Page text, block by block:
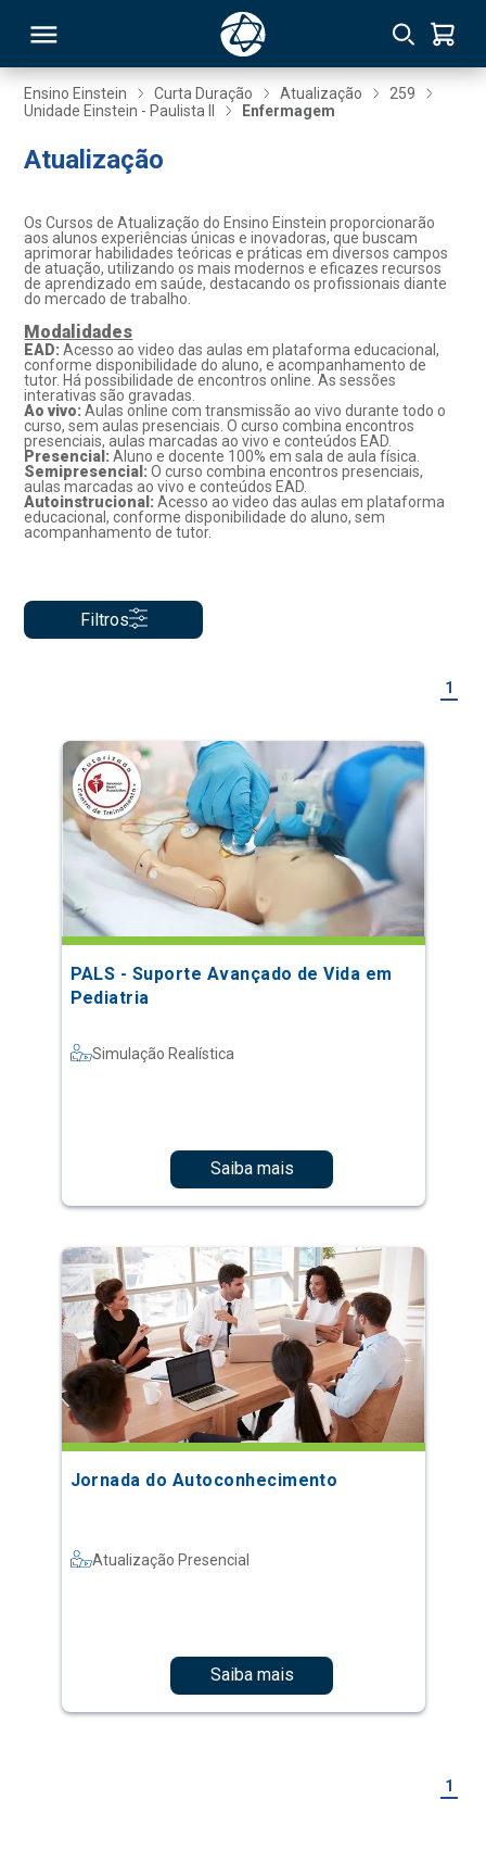
Ensino Einstein Curta Duração Atualização
259
Unidade Einstein - Paulista II
Enfermagem
Atualização
Os Cursos de Atualização do Ensino Einstein proporcionarão
aos alunos experiências únicas e inovadoras, que buscam
aprimorar habilidades teóricas e práticas em diversos campos
de atuação, utilizando os mais modernos e eficazes recursos
de aprendizado em saúde, destacando os profissionais diante
do mercado de trabalho.
Modalidades
EAD:Acesso ao video das aulas em plataforma educacional,
conforme disponibilidade do aluno, e acompanhamento de
tutor. Há possibilidade de encontros online. As sessões
interativas são gravadas.
Ao vivo: Aulas online com transmissão ao vivo durante todo o
curso, sem aulas presenciais. O curso combina encontros
presenciais, aulas marcadas ao vivo e conteúdos EAD.
Presencial:Aluno e docente 100% em sala de aula física.
Semipresencial:O curso combina encontros presenciais,
aulas marcadas ao vivo e conteúdos EAD.
Autoinstrucional:Acesso ao video das aulas em plataforma
educacional, conforme disponibilidade do aluno, sem
acompanhamento de tutor.
Filtros
1
PALS - Suporte Avançado de Vida em
Pediatria
Simulação Realística
Saiba mais
Jornada do Autoconhecimento
Atualização Presencial
Saiba mais
1